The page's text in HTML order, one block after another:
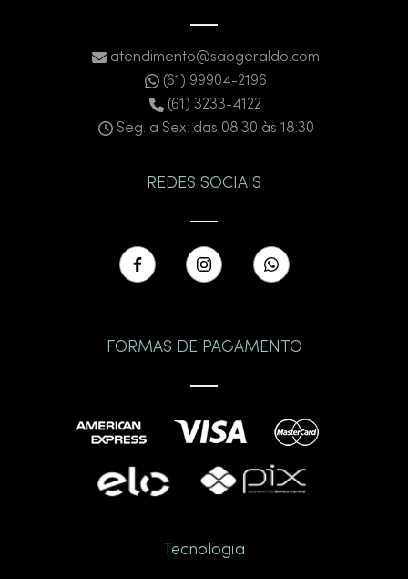
atendimento@saogeraldo.com
(61) 99904-2196
(61) 3233-4122
Seg. a Sex: das 08:30 às 18:30
REDES SOCIAIS
FORMAS DE PAGAMENTO
Tecnologia